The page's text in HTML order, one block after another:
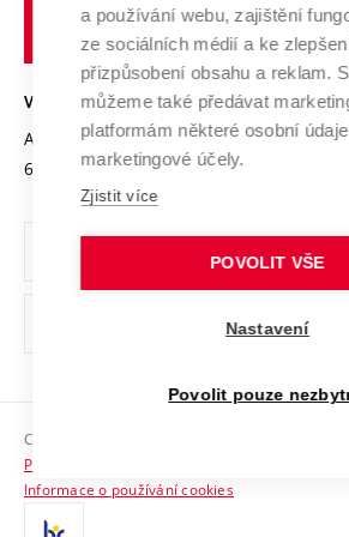
Transfer znalostí
Open Science
Projekty
Projekty ze strukturálních fondů
Specifický výzkum
Mezinárodní dohody
Univerzitní sítě
Podnikavá univerzita / ContriBUTe
Bezpečná univerzita
Vyznamenání
Organizační struktura
Ochrana osobních údajů
odkaz)
Sociální bezpečí
HR Award
VYSOKÉ UČENÍ TECHNICKÉ V BRNĚ
Antonínská 548/1
602 00 Brno
www.vut.cz
vut@vutbr.cz
Copyright © 2026 VUT
Prohlášení o přístupnosti
Informace o používání cookies
a používání webu, zajištění
ze sociálních médií a ke
přizpůsobení obsahu a reklam.
můžeme také předávat
platformám některé osobní
marketingové účely.
Zjistit více
POVOLIT VŠE
Nastavení
Povolit pouze